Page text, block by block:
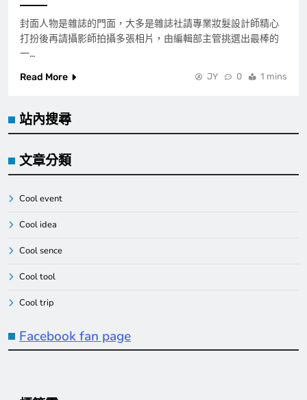
封面人物是雜誌的門面，大多是雜誌社請專業妝髮設計師精心
打扮後再請攝影師拍攝多張相片，由編輯部主管挑選出最棒的
一…
Read More
JY 0 1 mins
站內搜尋
文章分類
Cool event
Cool idea
Cool sence
Cool tool
Cool trip
Facebook fan page